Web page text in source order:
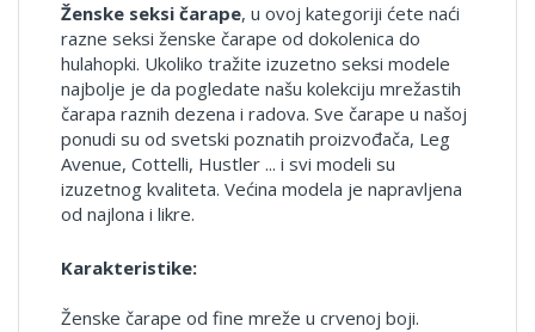
Ženske seksi čarape, u ovoj kategoriji ćete naći
razne seksi ženske čarape od dokolenica do
hulahopki. Ukoliko tražite izuzetno seksi modele
najbolje je da pogledate našu kolekciju mrežastih
čarapa raznih dezena i radova. Sve čarape u našoj
ponudi su od svetski poznatih proizvođača, Leg
Avenue, Cottelli, Hustler ... i svi modeli su
izuzetnog kvaliteta. Većina modela je napravljena
od najlona i likre.
Karakteristike:
Ženske čarape od fine mreže u crvenoj boji.